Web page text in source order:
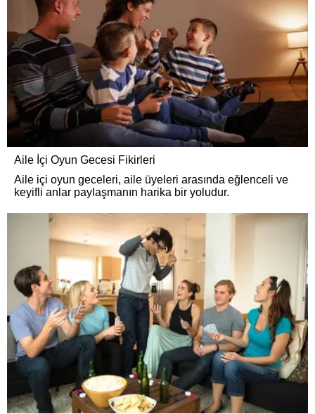
Aile İçi Oyun Gecesi Fikirleri
Aile içi oyun geceleri, aile üyeleri arasında eğlenceli ve
keyifli anlar paylaşmanın harika bir yoludur.